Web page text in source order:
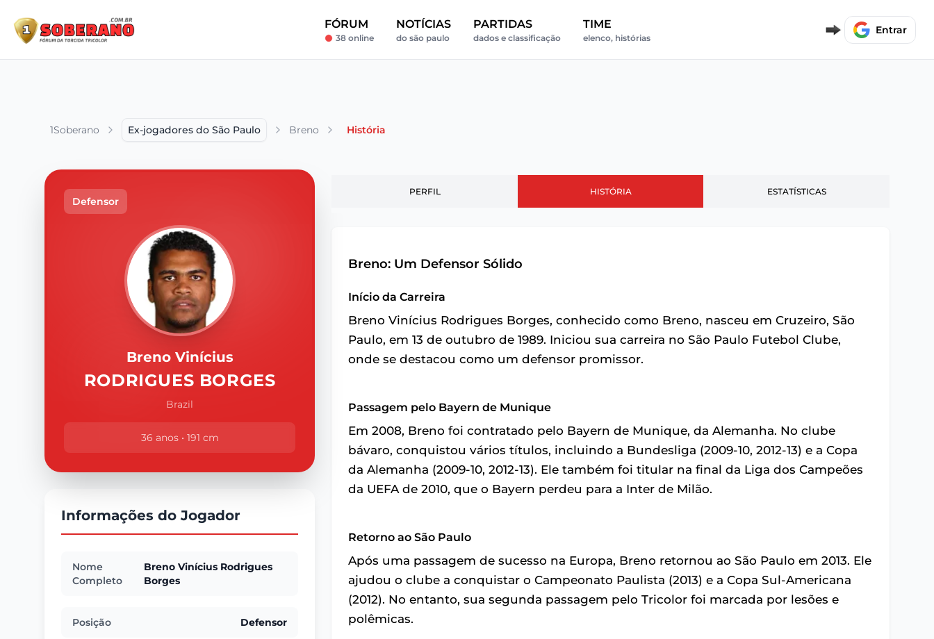
FÓRUM
38 online
NOTÍCIAS
do são paulo
PARTIDAS
dados e classificação
TIME
elenco, histórias
Entrar
1Soberano Ex-jogadores do São Paulo Breno História
Defensor
Breno Vinícius
RODRIGUES BORGES
Brazil
36 anos • 191 cm
Informações do Jogador
Nome
Completo
Breno Vinícius Rodrigues
Borges
Posição Defensor
PERFIL HISTÓRIA ESTATÍSTICAS
Breno: Um Defensor Sólido
Início da Carreira
Breno Vinícius Rodrigues Borges, conhecido como Breno, nasceu em Cruzeiro, São
Paulo, em 13 de outubro de 1989. Iniciou sua carreira no São Paulo Futebol Clube,
onde se destacou como um defensor promissor.
Passagem pelo Bayern de Munique
Em 2008, Breno foi contratado pelo Bayern de Munique, da Alemanha. No clube
bávaro, conquistou vários títulos, incluindo a Bundesliga (2009-10, 2012-13) e a Copa
da Alemanha (2009-10, 2012-13). Ele também foi titular na final da Liga dos Campeões
da UEFA de 2010, que o Bayern perdeu para a Inter de Milão.
Retorno ao São Paulo
Após uma passagem de sucesso na Europa, Breno retornou ao São Paulo em 2013. Ele
ajudou o clube a conquistar o Campeonato Paulista (2013) e a Copa Sul-Americana
(2012). No entanto, sua segunda passagem pelo Tricolor foi marcada por lesões e
polêmicas.